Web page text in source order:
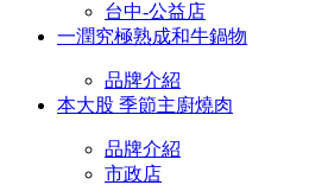
台中-公益店
一潤究極熟成和牛鍋物
品牌介紹
本大股 季節主廚燒肉
品牌介紹
市政店